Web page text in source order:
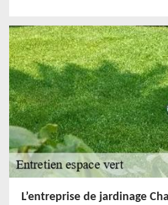
L’entreprise de jardinage